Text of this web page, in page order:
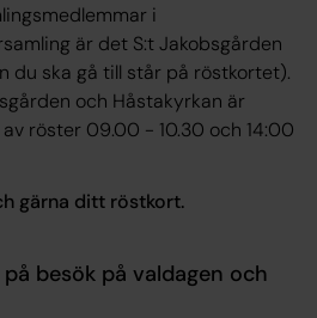
i
är det S:t Jakobsgården
du ska gå till står på röstkortet).
och Håstakyrkan är
röster 09.00 - 10.30 och 14:00
gärna ditt röstkort.
besök på valdagen och